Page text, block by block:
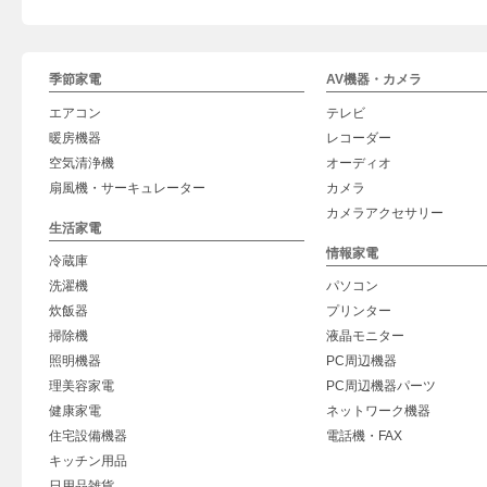
季節家電
エアコン
暖房機器
空気清浄機
扇風機・サーキュレーター
生活家電
冷蔵庫
洗濯機
炊飯器
掃除機
照明機器
理美容家電
健康家電
住宅設備機器
キッチン用品
AV機器・カメラ
テレビ
レコーダー
オーディオ
カメラ
カメラアクセサリー
情報家電
パソコン
プリンター
液晶モニター
PC周辺機器
PC周辺機器パーツ
ネットワーク機器
電話機・FAX